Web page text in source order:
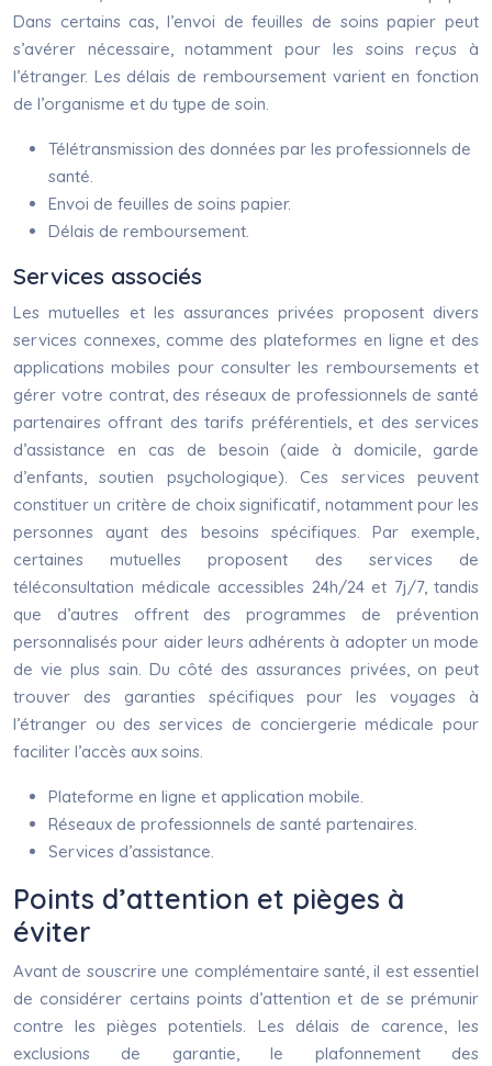
Dans certains cas, l’envoi de feuilles de soins papier peut
s’avérer nécessaire, notamment pour les soins reçus à
l’étranger. Les délais de remboursement varient en fonction
de l’organisme et du type de soin.
Télétransmission des données par les professionnels de
santé.
Envoi de feuilles de soins papier.
Délais de remboursement.
Services associés
Les mutuelles et les assurances privées proposent divers
services connexes, comme des plateformes en ligne et des
applications mobiles pour consulter les remboursements et
gérer votre contrat, des réseaux de professionnels de santé
partenaires offrant des tarifs préférentiels, et des services
d’assistance en cas de besoin (aide à domicile, garde
d’enfants, soutien psychologique). Ces services peuvent
constituer un critère de choix significatif, notamment pour les
personnes ayant des besoins spécifiques. Par exemple,
certaines mutuelles proposent des services de
téléconsultation médicale accessibles 24h/24 et 7j/7, tandis
que d’autres offrent des programmes de prévention
personnalisés pour aider leurs adhérents à adopter un mode
de vie plus sain. Du côté des assurances privées, on peut
trouver des garanties spécifiques pour les voyages à
l’étranger ou des services de conciergerie médicale pour
faciliter l’accès aux soins.
Plateforme en ligne et application mobile.
Réseaux de professionnels de santé partenaires.
Services d’assistance.
Points d’attention et pièges à
éviter
Avant de souscrire une complémentaire santé, il est essentiel
de considérer certains points d’attention et de se prémunir
contre les pièges potentiels. Les délais de carence, les
exclusions de garantie, le plafonnement des